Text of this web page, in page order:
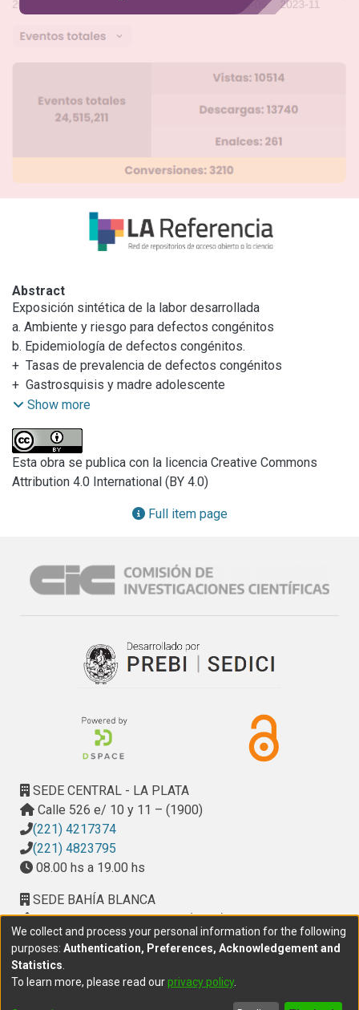
Abstract
Exposición sintética de la labor desarrollada
a. Ambiente y riesgo para defectos congénitos
b. Epidemiología de defectos congénitos.
+  Tasas de prevalencia de defectos congénitos
+  Gastrosquisis y madre adolescente
+  Aborto espontáneo y defectos congénitos
e. Anomalías congénitas en grupos étnicos de
Latinoamérica
Show more
Esta obra se publica con la licencia Creative Commons
Attribution 4.0 International (BY 4.0)
Full item page
SEDE CENTRAL - LA PLATA
Calle 526 e/ 10 y 11 – (1900)
(221) 4217374
(221) 4823795
08.00 hs a 19.00 hs
SEDE BAHÍA BLANCA
Calle Ciudad de Cali 320 – (8000). Universidad
Provincial del Sudoeste (UPSO)
(291) 459 2550, interno 147
10.00 h a 14.00 h
We collect and process your personal information for the following
purposes: Authentication, Preferences, Acknowledgement and
Statistics
To learn more, please read ourprivacy policy.